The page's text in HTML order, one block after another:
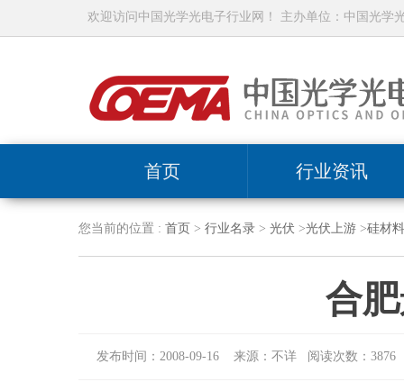
欢迎访问中国光学光电子行业网！ 主办单位：中国光学
首页 行业资讯
您当前的位置 : 首页 > 行业名录> 光伏 >光伏上游>硅材料
合
发布时间：2008-09-16 来源：不详 阅读次数：3876